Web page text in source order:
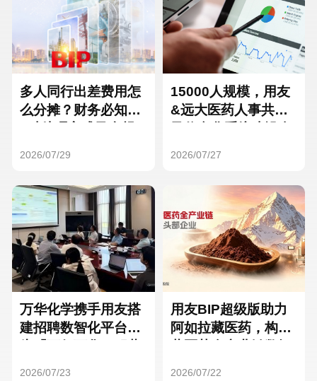
Turkey
Hungary Mexico
Hong Kong Macau
多人同行出差费用怎
么分摊？财务必知的
2026/07/29
15000人规模，用友
&远大医药人事共享
2026/07/27
万华化学携手用友搭
建招聘数智化平台，
2026/07/23
用友BIP超级版助力
阿如拉藏医药，构建
2026/07/22